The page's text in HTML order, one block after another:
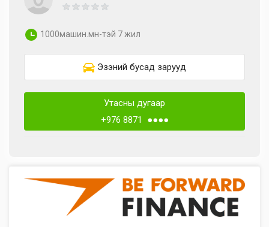
1000машин.мн-тэй 7 жил
Эзэний бусад зарууд
Утасны дугаар
+976 8871 ●●●●